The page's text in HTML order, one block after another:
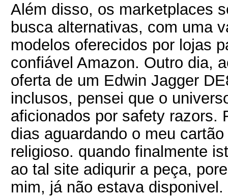
Além disso, os marketplaces
busca alternativas, com uma
modelos oferecidos por lojas
confiável Amazon. Outro dia,
oferta de um Edwin Jagger
inclusos, pensei que o
aficionados por safety razors.
dias aguardando o meu
religioso. quando finalmente
ao tal site adiqurir a peça,
mim, já não estava disponivel.